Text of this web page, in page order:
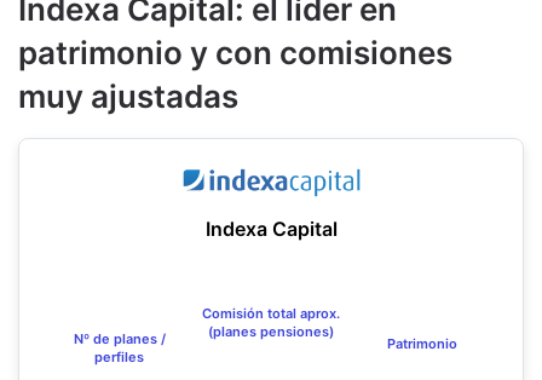
Indexa Capital: el líder en
patrimonio y con comisiones
muy ajustadas
Indexa Capital
Nº de planes /
perfiles
Comisión total aprox.
(planes pensiones)
Patrimonio